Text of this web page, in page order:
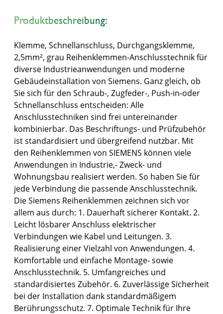
Produktbeschreibung:
Klemme, Schnellanschluss, Durchgangsklemme,
2,5mm², grau Reihenklemmen-Anschlusstechnik für
diverse Industrieanwendungen und moderne
Gebäudeinstallation von Siemens. Ganz gleich, ob
Sie sich für den Schraub-, Zugfeder-, Push-in-oder
Schnellanschluss entscheiden: Alle
Anschlusstechniken sind frei untereinander
kombinierbar. Das Beschriftungs- und Prüfzubehör
ist standardisiert und übergreifend nutzbar. Mit
den Reihenklemmen von SIEMENS können viele
Anwendungen in Industrie,- Zweck- und
Wohnungsbau realisiert werden. So haben Sie für
jede Verbindung die passende Anschlusstechnik.
Die Siemens Reihenklemmen zeichnen sich vor
allem aus durch: 1. Dauerhaft sicherer Kontakt. 2.
Leicht lösbarer Anschluss elektrischer
Verbindungen wie Kabel und Leitungen. 3.
Realisierung einer Vielzahl von Anwendungen. 4.
Komfortable und einfache Montage- sowie
Anschlusstechnik. 5. Umfangreiches und
standardisiertes Zubehör. 6. Zuverlässige Sicherheit
bei der Installation dank standardmäßigem
Berührungsschutz. 7. Optimale Technik für Ihre